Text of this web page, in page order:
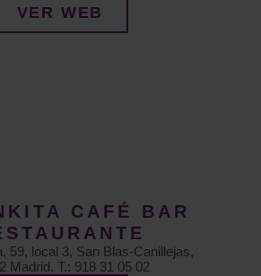
VER WEB
CAFÉ BAR
59, local 3, San Blas-Canillejas,
Madrid. T.: 918 31 05 02